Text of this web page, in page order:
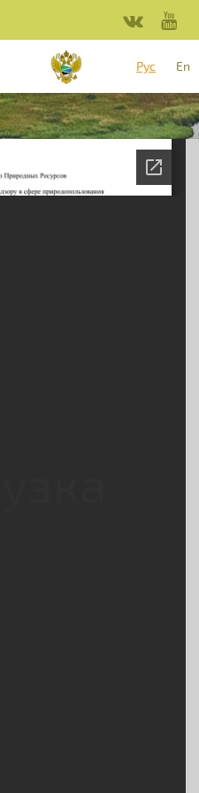
Рус
En